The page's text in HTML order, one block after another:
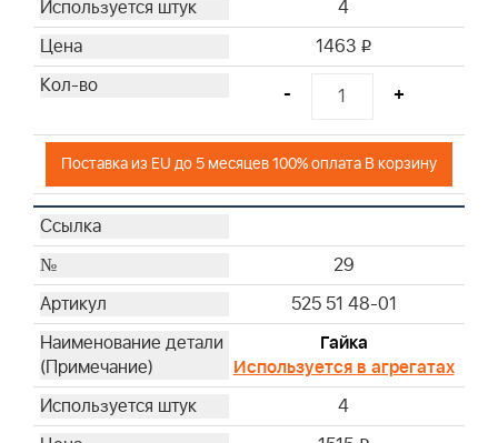
4
1463 i
- +
Поставка из EU до 5 месяцев 100% оплата В корзину
29
525 51 48-01
Гайка
Используется в агрегатах
4